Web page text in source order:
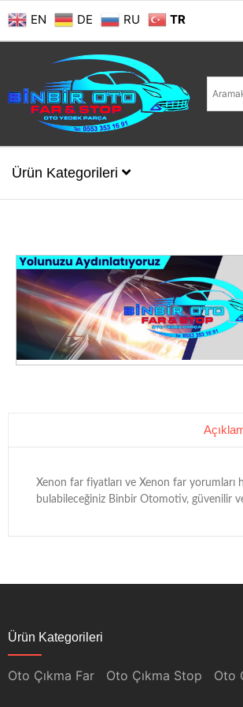
EN DE RU TR
Ürün Kategorileri
Xenon far fiyatları ve Xenon far yorumları
bulabileceğiniz Binbir Otomotiv, güvenilir
Ürün Kategorileri
Oto Çıkma Far Oto Çıkma Stop Oto